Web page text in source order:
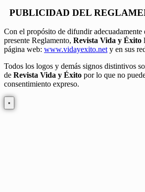
PUBLICIDAD DEL
Con el propósito de difundir adecuadamente
presente Reglamento, Revista Vida y Éxito
página web: www.vidayexito.nety en sus
Todos los logos y demás signos distintivos
de Revista Vida y Éxito por lo que no
consentimiento expreso.
×